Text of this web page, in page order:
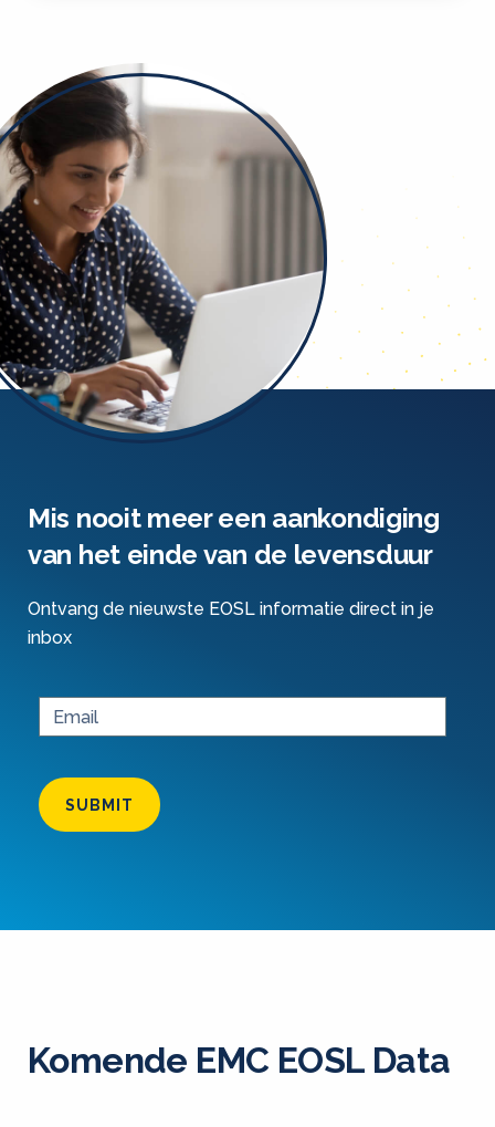
Mis nooit meer een aankondiging
van het einde van de levensduur
Ontvang de nieuwste EOSL informatie direct in je
inbox
SUBMIT
Komende EMC EOSL Data